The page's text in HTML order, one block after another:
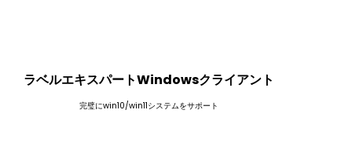
ラベルエキスパートWindowsクライアント
完璧にwin10/win11システムをサポート